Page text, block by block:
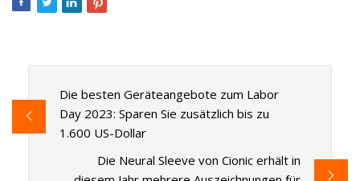
Die besten Geräteangebote zum Labor
Day 2023: Sparen Sie zusätzlich bis zu
1.600 US-Dollar
Die Neural Sleeve von Cionic erhält in